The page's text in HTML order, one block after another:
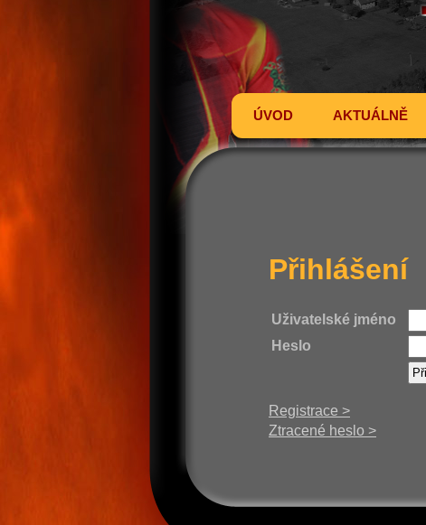
ÚVOD AKTUÁLNĚ
Přihlášení
Uživatelské jméno
Heslo
Registrace >
Ztracené heslo >